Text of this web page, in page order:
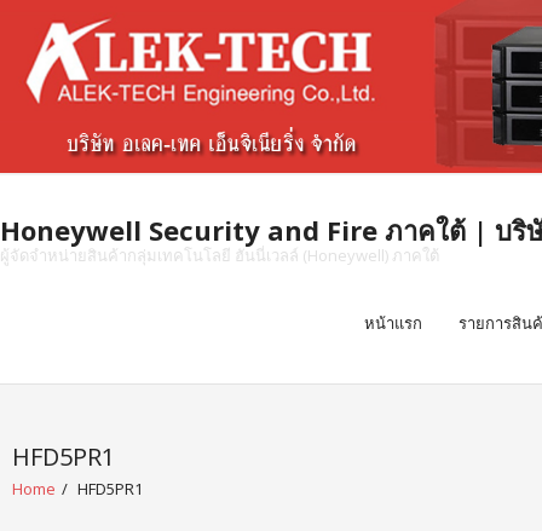
content
Honeywell Security and Fire ภาคใต้ | บริษั
ผู้จัดจำหน่ายสินค้ากลุ่มเทคโนโลยี ฮันนี่เวลล์ (Honeywell) ภาคใต้
หน้าแรก รายการสิน
HFD5PR1
Home / HFD5PR1